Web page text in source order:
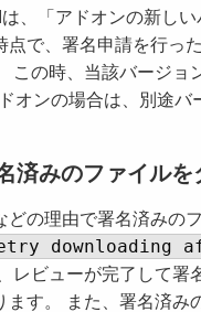
、「アドオンの新し
点で、署名申請を行っ
この時、当該バージ
オンの場合は、別途
済みのファイルを
どの理由で署名済みの
downloading
レビューが完了して署
ます。 また、署名済み